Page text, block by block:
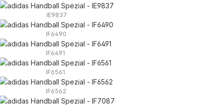
IE9837
IF6490
IF6491
IF6561
IF6562